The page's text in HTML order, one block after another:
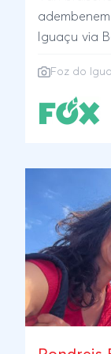
Iguaçu via
fazenda.
het
swingende
Foz do